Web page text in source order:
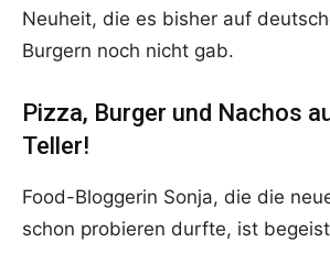
Neuheit, die es bisher auf
Burgern noch nicht gab.
Pizza, Burger und Nachos
Teller!
Food-Bloggerin Sonja, die die
schon probieren durfte, ist